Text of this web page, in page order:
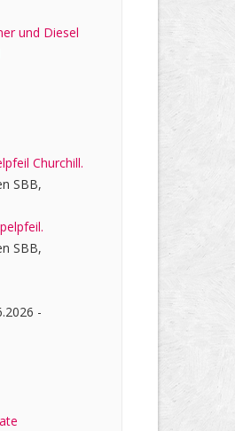
und Diesel
Churchill.
SBB,
SBB,
-